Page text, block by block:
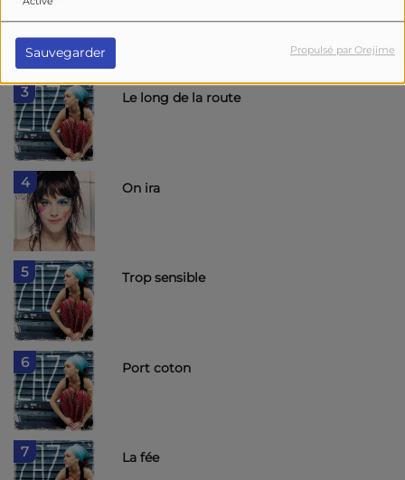
Sauvegarder Propulsé par Orejime
3 Le long de la route
4 On ira
5 Trop sensible
6 Port coton
7 La fée